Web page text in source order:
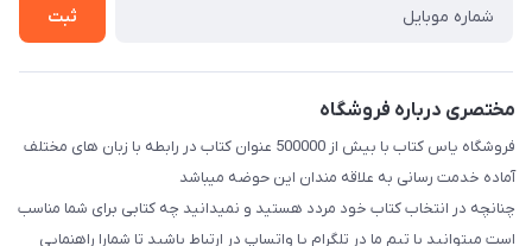
ثبت
مختصری درباره فروشگاه
فروشگاه یاس کتاب با بیش از 500000 عنوان کتاب در رابطه با زبان های مختلف
آماده خدمت رسانی به علاقه مندان این حوضه میباشد
چنانچه در انتخاب کتاب خود مردد هستید و نمیدانید چه کتابی برای شما مناسب
است میتوانید با تیم ما در تلگرام یا واتساپ در ارتباط باشید تا شما‌را راهنمایی